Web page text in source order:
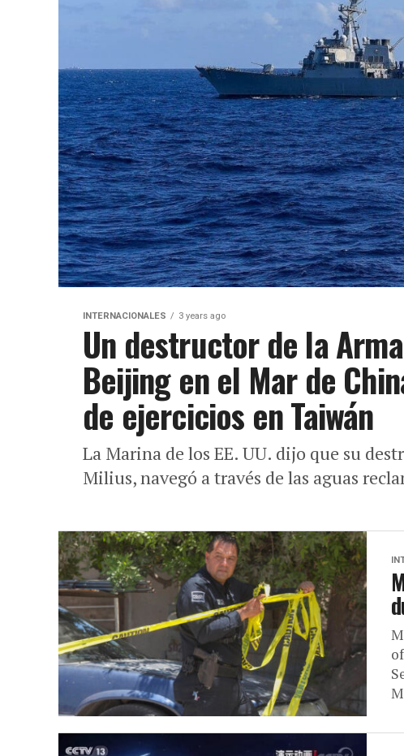
INTERNACIONALES 3 years ago
Un destructor de la
Beijing en el Mar de
de ejercicios en Taiwán
La Marina de los EE. UU. dijo que su
Milius, navegó a través de las aguas